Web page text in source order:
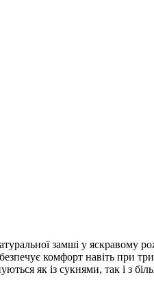
замші у яскравому
комфорт навіть при
як із сукнями, так і з